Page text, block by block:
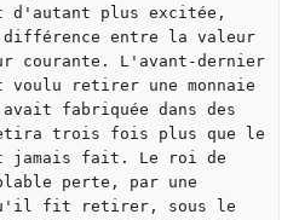
d'autant plus excitée,
entre la valeur
courante. L'avant-dernier
voulu retirer une monnaie
fabriquée dans des
retira trois fois plus que le
jamais fait. Le roi de
perte, par une
fit retirer, sous le